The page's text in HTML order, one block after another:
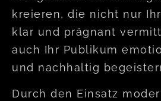
kreieren, die nicht nur
klar und prägnant
auch Ihr Publikum
und nachhaltig
Durch den Einsatz